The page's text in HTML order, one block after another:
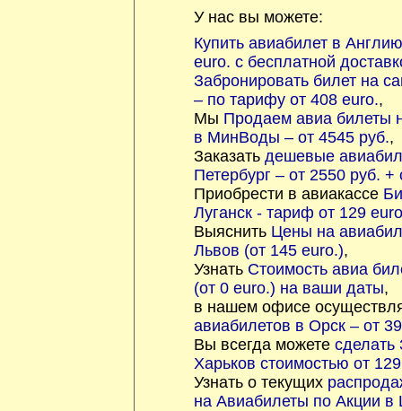
У нас вы можете:
Купить авиабилет в
euro. с бесплатной
Забронировать билет на
– по тарифу от 408 euro.,
Мы Продаем авиа билеты
в МинВоды – от 4545 руб.,
Заказать дешевые
Петербург – от 2550 руб. +
Приобрести в авиакассе
Луганск - тариф от 129
Выяснить Цены на
Львов (от 145 euro.),
Узнать Стоимость авиа
(от 0 euro.) на ваши даты,
в нашем офисе
авиабилетов в Орск – от
Вы всегда можете сделать
Харьков стоимостью от
Узнать о текущих
на Авиабилеты по Акции